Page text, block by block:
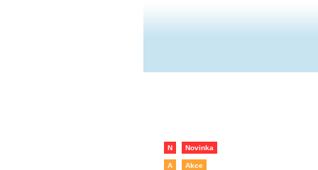
N Novinka
A Akce